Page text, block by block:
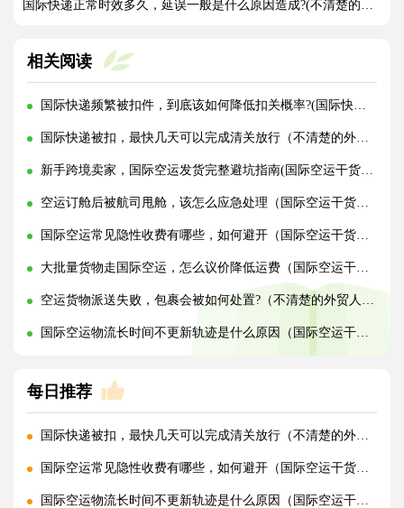
相关阅读
国际快递频繁被扣件，到底该如何降低扣关概率?(国际快递干货知识分享)
国际快递被扣，最快几天可以完成清关放行（不清楚的外贸人看过来）
新手跨境卖家，国际空运发货完整避坑指南(国际空运干货知识分享)
空运订舱后被航司甩舱，该怎么应急处理（国际空运干货知识分享）
国际空运常见隐性收费有哪些，如何避开（国际空运干货知识分享）
大批量货物走国际空运，怎么议价降低运费（国际空运干货知识分享）
空运货物派送失败，包裹会被如何处置?（不清楚的外贸人看过来）
国际空运物流长时间不更新轨迹是什么原因（国际空运干货知识分享）
每日推荐
国际快递被扣，最快几天可以完成清关放行（不清楚的外贸人看过来）
国际空运常见隐性收费有哪些，如何避开（国际空运干货知识分享）
国际空运物流长时间不更新轨迹是什么原因（国际空运干货知识分享）